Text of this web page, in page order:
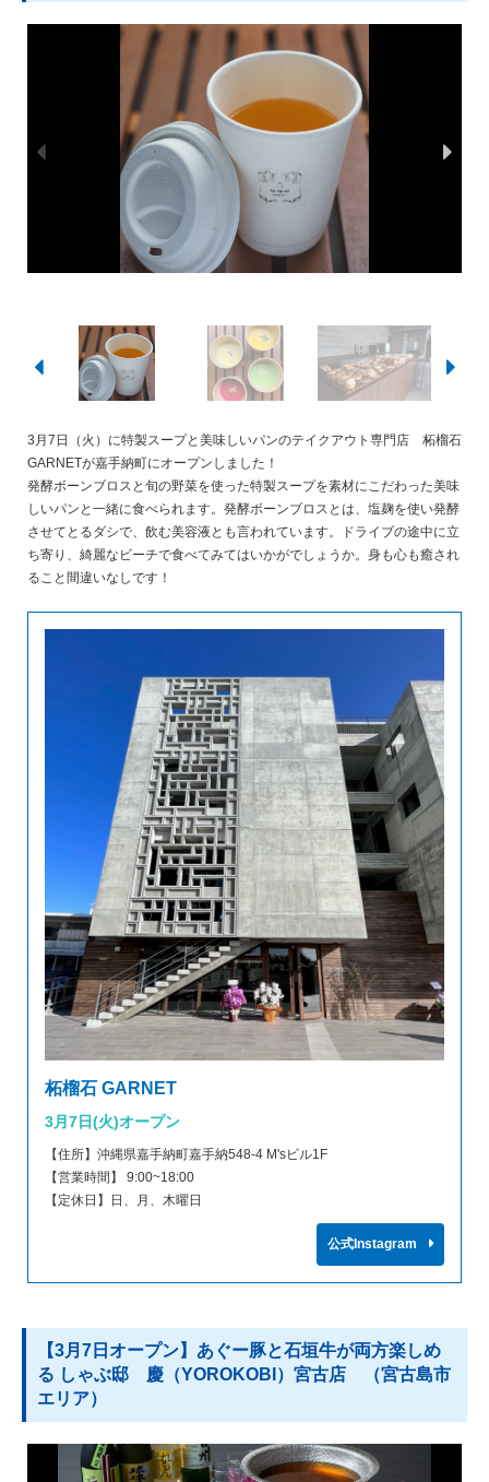
3月7日（火）に特製スープと美味しいパンのテイクアウト専門店 柘榴石
GARNETが嘉手納町にオープンしました！
発酵ボーンブロスと旬の野菜を使った特製スープを素材にこだわった美味
しいパンと一緒に食べられます。発酵ボーンブロスとは、塩麹を使い発酵
させてとるダシで、飲む美容液とも言われています。ドライブの途中に立
ち寄り、綺麗なビーチで食べてみてはいかがでしょうか。身も心も癒され
ること間違いなしです！
柘榴石 GARNET
3月7日(火)オープン
【住所】沖縄県嘉手納町嘉手納548-4 M'sビル1F
【営業時間】 9:00~18:00
【定休日】日、月、木曜日
公式Instagram
【3月7日オープン】あぐー豚と石垣牛が両方楽しめ
る しゃぶ邸 慶（YOROKOBI）宮古店 （宮古島市
エリア）